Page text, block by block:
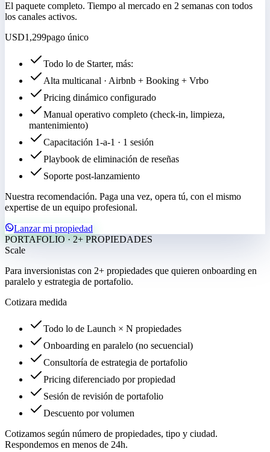
El paquete completo. Tiempo al mercado en 2 semanas con todos
los canales activos.
USD1,299pago único
Todo lo de Starter, más:
Alta multicanal · Airbnb + Booking + Vrbo
Pricing dinámico configurado
Manual operativo completo (check-in, limpieza,
mantenimiento)
Capacitación 1-a-1 · 1 sesión
Playbook de eliminación de reseñas
Soporte post-lanzamiento
Nuestra recomendación. Paga una vez, opera tú, con el mismo
expertise de un equipo profesional.
Lanzar mi propiedad
PORTAFOLIO · 2+ PROPIEDADES
Scale
Para inversionistas con 2+ propiedades que quieren onboarding en
paralelo y estrategia de portafolio.
Cotizara medida
Todo lo de Launch × N propiedades
Onboarding en paralelo (no secuencial)
Consultoría de estrategia de portafolio
Pricing diferenciado por propiedad
Sesión de revisión de portafolio
Descuento por volumen
Cotizamos según número de propiedades, tipo y ciudad.
Respondemos en menos de 24h.